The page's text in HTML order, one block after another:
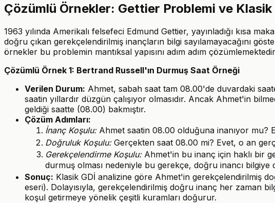
Çözümlü Örnekler: Gettier Problemi ve Klasik
1963 yılında Amerikalı felsefeci Edmund Gettier, yayınladığı kısa
doğru çıkan gerekçelendirilmiş inançların bilgi sayılamayacağını
örnekler bu problemin mantıksal yapısını adım adım
Çözümlü Örnek 1: Bertrand Russell'ın Durmuş Saat Örneği
Verilen Durum: Ahmet, sabah saat tam 08.00'de duvardaki
saatin yıllardır düzgün çalışıyor olmasıdır. Ancak Ahmet'in
geldiği saatte (08.00) bakmıştır.
Çözüm Adımları:
İnanç Koşulu:Ahmet saatin 08.00 olduğuna inanıyor mu?
Doğruluk Koşulu:Gerçekten saat 08.00 mi? Evet, o an
Gerekçelendirme Koşulu:Ahmet'in bu inanç için haklı bir
durmuş olması nedeniyle bu gerekçe, doğru inancı bilgiye
Sonuç: Klasik GDİ analizine göre Ahmet'in gerekçelendirilmiş
eseri). Dolayısıyla, gerekçelendirilmiş doğru inanç her zaman
koşul getirmeye yönelik çeşitli kuramları doğurur.